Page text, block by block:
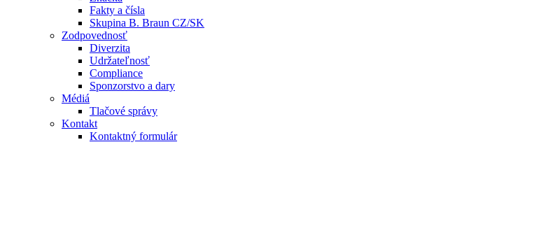
Objavte naše produkty. ​Navštívte produktový katalóg B. Braun​ s našim kompletným produktovým portfóliom.​
Fakty a čísla
Skupina B. Braun CZ/SK
Zodpovednosť
Diverzita
Udržateľnosť
Compliance
Sponzorstvo a dary
Médiá
Tlačové správy
Kontakt
Kontaktný formulár